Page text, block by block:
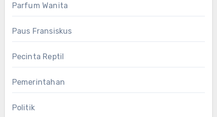
Parfum Wanita
Paus Fransiskus
Pecinta Reptil
Pemerintahan
Politik